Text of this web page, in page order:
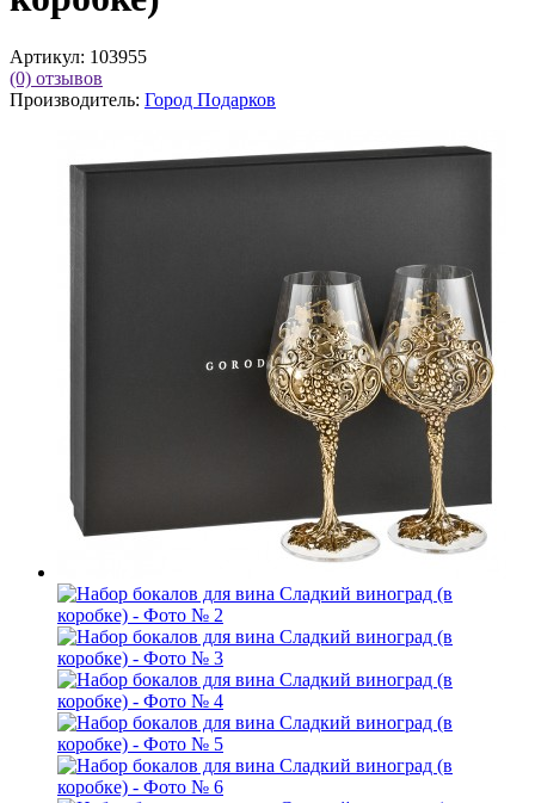
Артикул: 103955
(0) отзывов
Производитель: Город Подарков